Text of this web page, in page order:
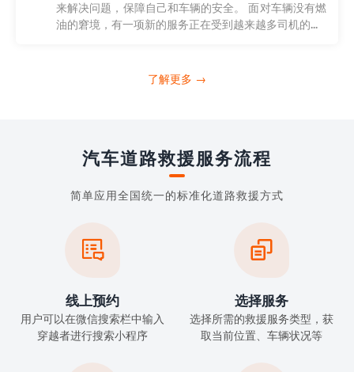
来解决问题，保障自己和车辆的安全。 面对车辆没有燃
油的窘境，有一项新的服务正在受到越来越多司机的...
了解更多 →
汽车道路救援服务流程
简单应用全国统一的标准化道路救援方式

线上预约
用户可以在微信搜索栏中输入
穿越者进行搜索小程序

选择服务
选择所需的救援服务类型，获
取当前位置、车辆状况等